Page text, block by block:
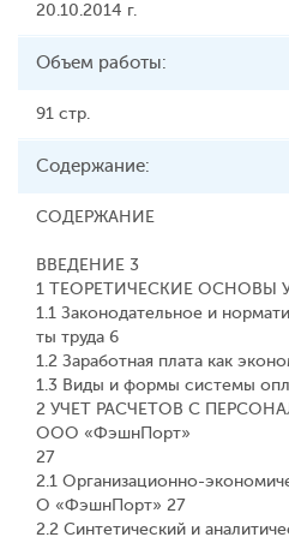
20.10.2014 г.
Объем работы:
91 стр.
Содержание:
СОДЕРЖАНИЕ
ВВЕДЕНИЕ 3
1 ТЕОРЕТИЧЕСКИЕ ОСНОВЫ
1.1 Законодательное и
ты труда 6
1.2 Заработная плата как
1.3 Виды и формы системы
2 УЧЕТ РАСЧЕТОВ С
ООО «ФэшнПорт»
27
2.1 Организационно-
О «ФэшнПорт» 27
2.2 Синтетический и